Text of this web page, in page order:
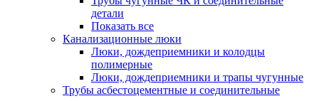
детали
Показать все
Канализационные люки
Люки, дождеприемники и колодцы
полимерные
Люки, дождеприемники и трапы чугунные
Трубы асбестоцементные и соединительные